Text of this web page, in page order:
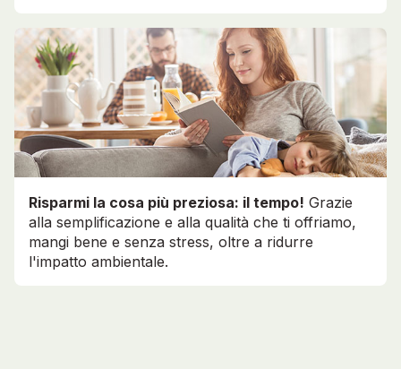
Risparmi la cosa più preziosa: il tempo! Grazie
alla semplificazione e alla qualità che ti offriamo,
mangi bene e senza stress, oltre a ridurre
l'impatto ambientale.